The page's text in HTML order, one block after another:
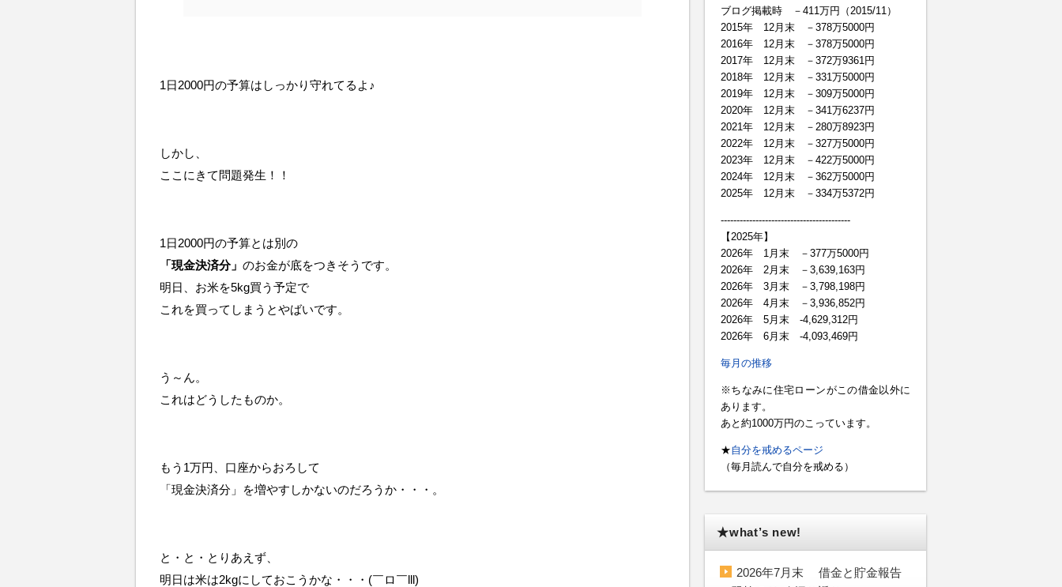
1日2000円の予算はしっかり守れてるよ♪
しかし、
ここにきて問題発生！！
1日2000円の予算とは別の
「現金決済分」 のお金が底をつきそうです。
明日、お米を5kg買う予定で
これを買ってしまうとやばいです。
う～ん。
これはどうしたものか。
もう1万円、口座からおろして
「現金決済分」を増やすしかないのだろうか・・・。
と・と・とりあえず、
明日は米は2kgにしておこうかな・・・(￣ロ￣lll)
ブログ掲載時 －411万円（2015/11）
2015年 12月末 －378万5000円
2016年 12月末 －378万5000円
2017年 12月末 －372万9361円
2018年 12月末 －331万5000円
2019年 12月末 －309万5000円
2020年 12月末 －341万6237円
2021年 12月末 －280万8923円
2022年 12月末 －327万5000円
2023年 12月末 －422万5000円
2024年 12月末 －362万5000円
2025年 12月末 －334万5372円
-----------------------------------------
【2025年】
2026年 1月末 －377万5000円
2026年 2月末 －3,639,163円
2026年 3月末 －3,798,198円
2026年 4月末 －3,936,852円
2026年 5月末 -4,629,312円
2026年 6月末 -4,093,469円
毎月の推移
※ちなみに住宅ローンがこの借金以外に
あります。
あと約1000万円のこっています。
★自分を戒めるページ
（毎月読んで自分を戒める）
★what’s new!
2026年7月末 借金と貯金報告